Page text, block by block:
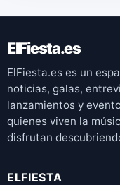
ElFiesta.es
ElFiesta.es es un
noticias, galas,
lanzamientos y
quienes viven la
disfrutan
ELFIESTA